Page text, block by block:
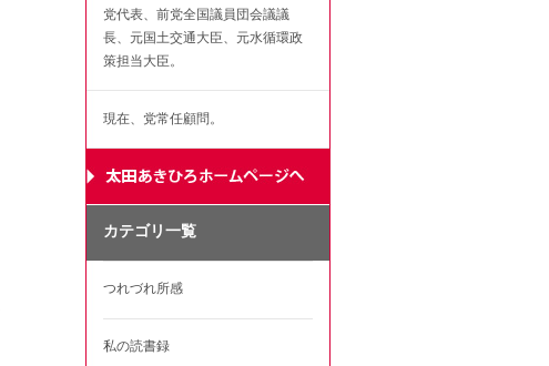
党代表、前党全国議員団会議議
長、元国土交通大臣、元水循環政
策担当大臣。
現在、党常任顧問。
カテゴリ一覧
つれづれ所感
私の読書録